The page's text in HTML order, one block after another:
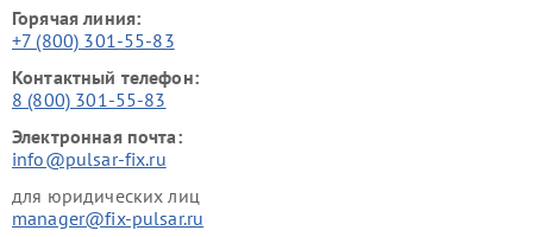
Горячая линия:
+7 (800) 301-55-83
Контактный телефон:
8 (800) 301-55-83
Электронная почта:
info@pulsar-fix.ru
для юридических лиц
manager@fix-pulsar.ru